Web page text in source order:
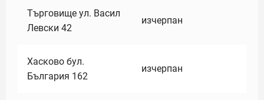
Търговище ул. Васил
Левски 42
изчерпан
Хасково бул.
България 162
изчерпан